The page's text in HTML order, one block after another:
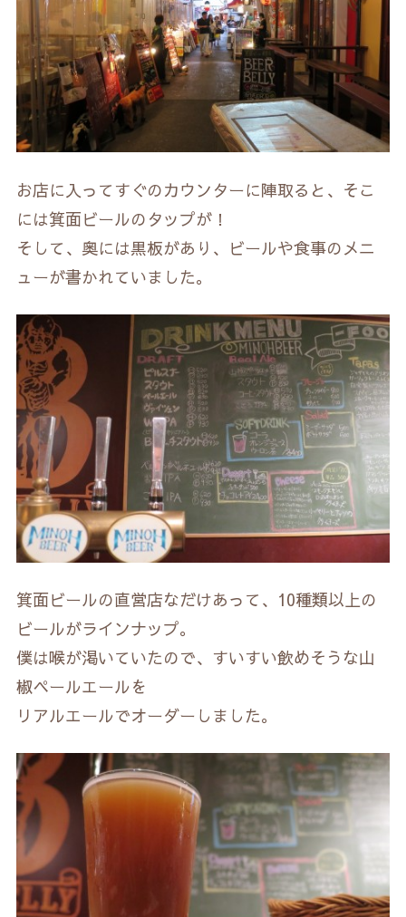
お店に入ってすぐのカウンターに陣取ると、そこ
には箕面ビールのタップが！
そして、奥には黒板があり、ビールや食事のメニ
ューが書かれていました。
箕面ビールの直営店なだけあって、10種類以上の
ビールがラインナップ。
僕は喉が渇いていたので、すいすい飲めそうな山
椒ペールエールを
リアルエールでオーダーしました。